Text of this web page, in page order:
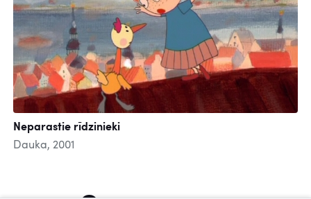
Neparastie rīdzinieki
Dauka, 2001